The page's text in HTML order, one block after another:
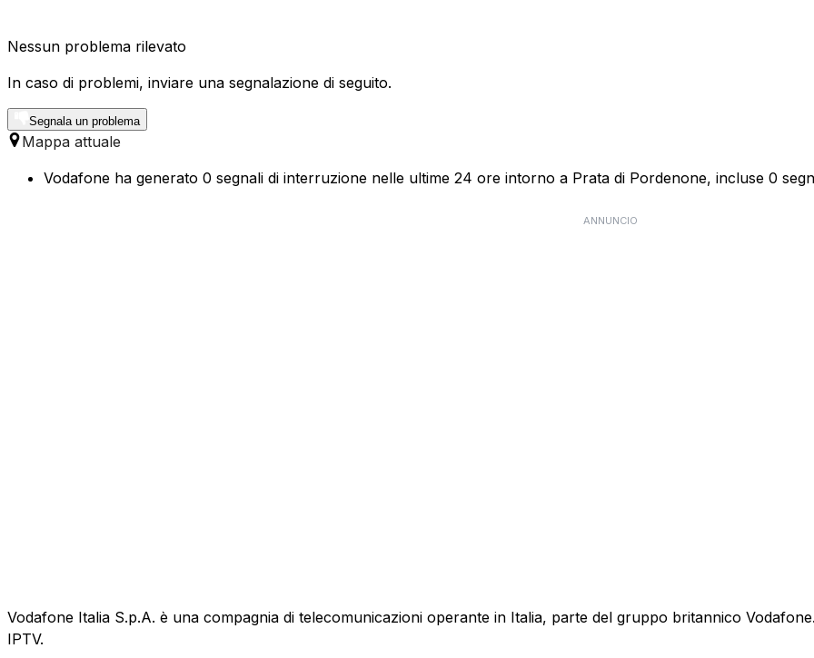
Nessun problema rilevato
In caso di problemi, inviare una segnalazione di seguito.
Segnala un problema
Mappa attuale
Vodafone ha generato 0 segnali di interruzione nelle ultime 24 ore intorno a Prata di Pordenone, incluse 0
ANNUNCIO
Vodafone Italia S.p.A. è una compagnia di telecomunicazioni operante in Italia, parte del gruppo britannico
IPTV.